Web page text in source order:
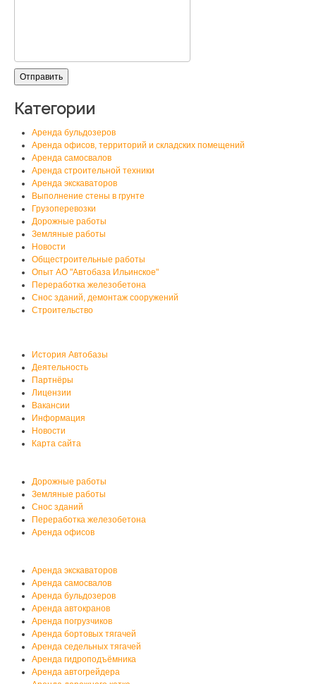
Категории
Аренда бульдозеров
Аренда офисов, территорий и складских помещений
Аренда самосвалов
Аренда строительной техники
Аренда экскаваторов
Выполнение стены в грунте
Грузоперевозки
Дорожные работы
Земляные работы
Новости
Общестроительные работы
Опыт АО "Автобаза Ильинское"
Переработка железобетона
Снос зданий, демонтаж сооружений
Строительство
История Автобазы
Деятельность
Партнёры
Лицензии
Вакансии
Информация
Новости
Карта сайта
Дорожные работы
Земляные работы
Снос зданий
Переработка железобетона
Аренда офисов
Аренда экскаваторов
Аренда самосвалов
Аренда бульдозеров
Аренда автокранов
Аренда погрузчиков
Аренда бортовых тягачей
Аренда седельных тягачей
Аренда гидроподъёмника
Аренда автогрейдера